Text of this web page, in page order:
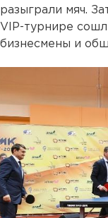
разыграли мяч.
VIP-турнире
бизнесмены и